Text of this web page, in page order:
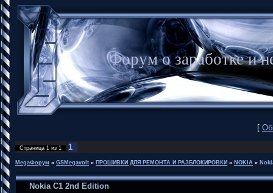
Форум о заработке
[
Страница 1 из 1 1
MegaФорум » GSMegavolt » ПРОШИВКИ ДЛЯ РЕМОНТА И РАЗБЛОКИРОВКИ » NOKIA »
Nokia C1 2nd Edition